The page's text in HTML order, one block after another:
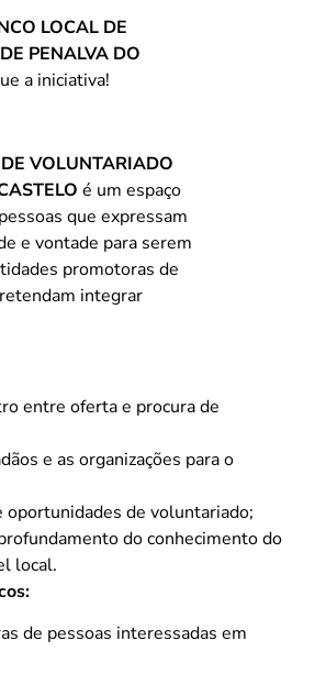
LOCAL DE
PENALVA DO
a iniciativa!
VOLUNTARIADO
é um espaço
que expressam
e vontade para serem
promotoras de
integrar
entre oferta e procura de
e as organizações para o
de voluntariado;
do conhecimento do
local.
de pessoas interessadas em